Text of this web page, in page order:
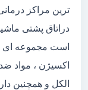
ترین مراکز
دراتاق پشتی
است مجموعه ای
اکسیژن ، مواد
الکل و همچنین